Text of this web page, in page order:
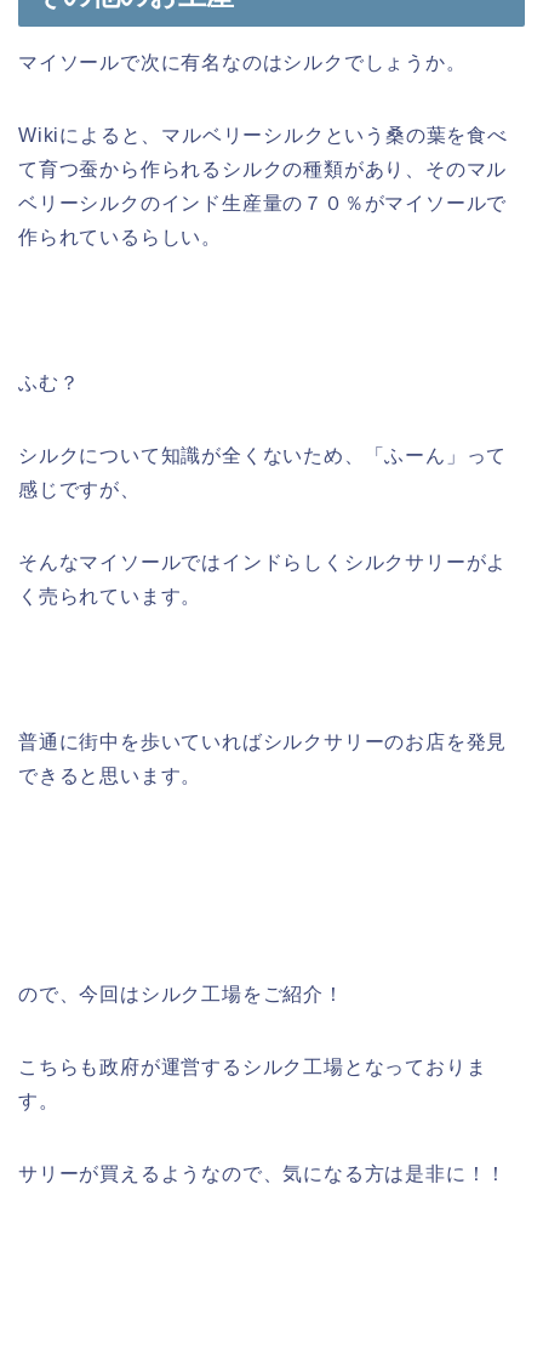
マイソールで次に有名なのはシルクでしょうか。
Wikiによると、マルベリーシルクという桑の葉を食べ
て育つ蚕から作られるシルクの種類があり、そのマル
ベリーシルクのインド生産量の７０％がマイソールで
作られているらしい。
ふむ？
シルクについて知識が全くないため、「ふーん」って
感じですが、
そんなマイソールではインドらしくシルクサリーがよ
く売られています。
普通に街中を歩いていればシルクサリーのお店を発見
できると思います。
ので、今回はシルク工場をご紹介！
こちらも政府が運営するシルク工場となっておりま
す。
サリーが買えるようなので、気になる方は是非に！！